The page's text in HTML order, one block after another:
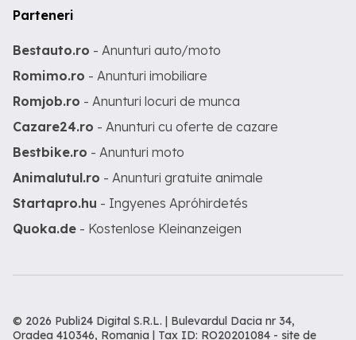
Parteneri
Bestauto.ro - Anunturi auto/moto
Romimo.ro - Anunturi imobiliare
Romjob.ro - Anunturi locuri de munca
Cazare24.ro - Anunturi cu oferte de cazare
Bestbike.ro - Anunturi moto
Animalutul.ro - Anunturi gratuite animale
Startapro.hu - Ingyenes Apróhirdetés
Quoka.de - Kostenlose Kleinanzeigen
© 2026 Publi24 Digital S.R.L. | Bulevardul Dacia nr 34,
Oradea 410346, Romania | Tax ID: RO20201084 - site de